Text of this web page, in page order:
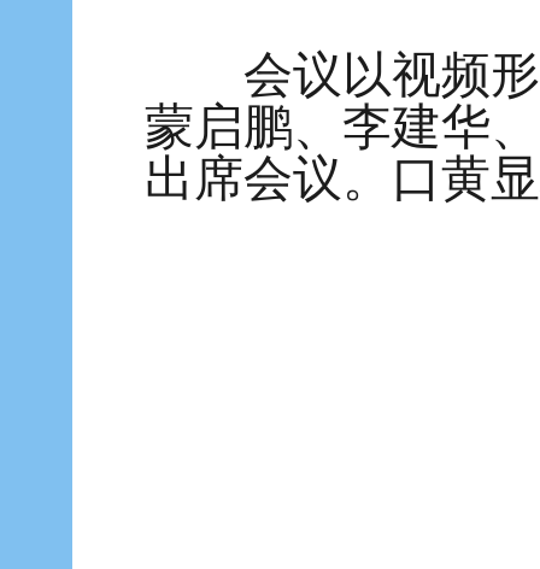
会议以视频形
蒙启鹏、李建华
出席会议。口黄